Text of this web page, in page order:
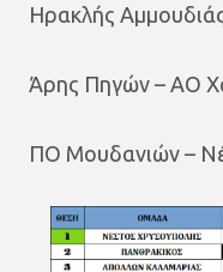
Ηρακλής
Άρης Πηγών – ΑΟ
ΠΟ Μουδανιών –